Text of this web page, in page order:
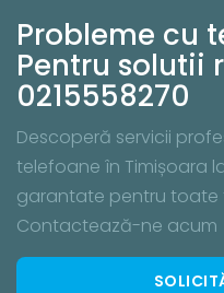
Probleme cu
Pentru solutii
0215558270
Descoperă servicii
telefoane în Timișoara
garantate pentru toate
Contactează-ne acum